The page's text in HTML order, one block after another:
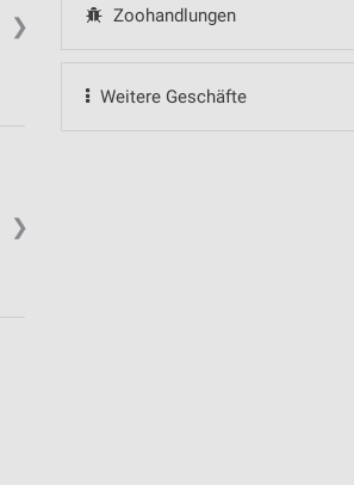
Zoohandlungen
Weitere Geschäfte
❯
❯